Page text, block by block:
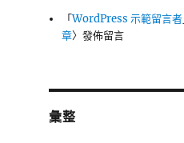
「WordPress 示範留言者
章〉發佈留言
彙整